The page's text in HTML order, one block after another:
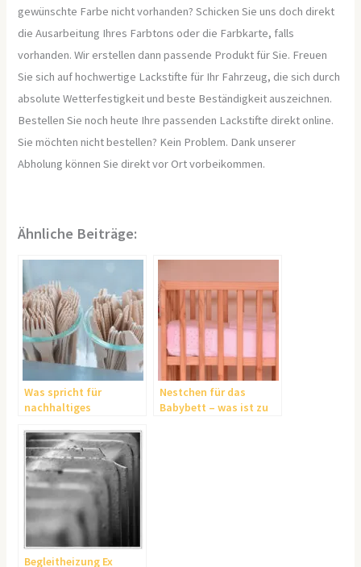
gewünschte Farbe nicht vorhanden? Schicken Sie uns doch direkt
die Ausarbeitung Ihres Farbtons oder die Farbkarte, falls
vorhanden. Wir erstellen dann passende Produkt für Sie. Freuen
Sie sich auf hochwertige Lackstifte für Ihr Fahrzeug, die sich durch
absolute Wetterfestigkeit und beste Beständigkeit auszeichnen.
Bestellen Sie noch heute Ihre passenden Lackstifte direkt online.
Sie möchten nicht bestellen? Kein Problem. Dank unserer
Abholung können Sie direkt vor Ort vorbeikommen.
Ähnliche Beiträge:
Was spricht für
nachhaltiges
Nestchen für das
Babybett – was ist zu
Begleitheizung Ex